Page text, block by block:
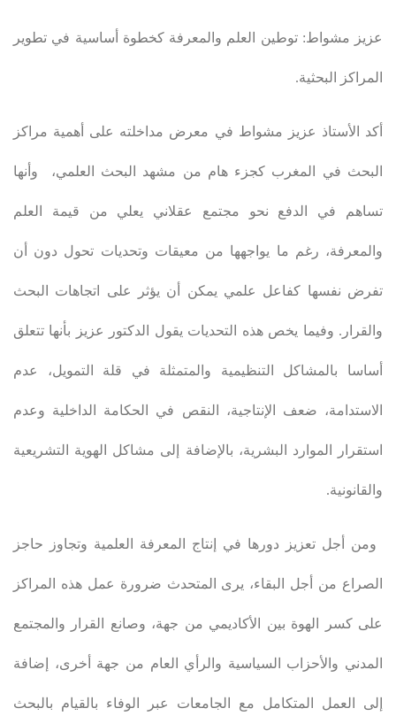
عزيز مشواط: توطين العلم والمعرفة كخطوة أساسية في تطوير
المراكز البحثية.
أكد الأستاذ عزيز مشواط في معرض مداخلته على أهمية مراكز
البحث في المغرب كجزء هام من مشهد البحث العلمي، وأنها
تساهم في الدفع نحو مجتمع عقلاني يعلي من قيمة العلم
والمعرفة، رغم ما يواجهها من معيقات وتحديات تحول دون أن
تفرض نفسها كفاعل علمي يمكن أن يؤثر على اتجاهات البحث
والقرار. وفيما يخص هذه التحديات يقول الدكتور عزيز بأنها تتعلق
أساسا بالمشاكل التنظيمية والمتمثلة في قلة التمويل، عدم
الاستدامة، ضعف الإنتاجية، النقص في الحكامة الداخلية وعدم
استقرار الموارد البشرية، بالإضافة إلى مشاكل الهوية التشريعية
والقانونية.
ومن أجل تعزيز دورها في إنتاج المعرفة العلمية وتجاوز حاجز
الصراع من أجل البقاء، يرى المتحدث ضرورة عمل هذه المراكز
على كسر الهوة بين الأكاديمي من جهة، وصانع القرار والمجتمع
المدني والأحزاب السياسية والرأي العام من جهة أخرى، إضافة
إلى العمل المتكامل مع الجامعات عبر الوفاء بالقيام بالبحث